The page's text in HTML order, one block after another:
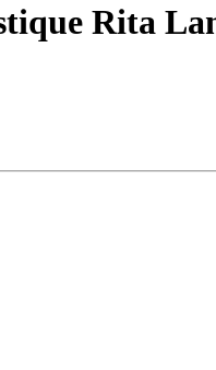
Rita